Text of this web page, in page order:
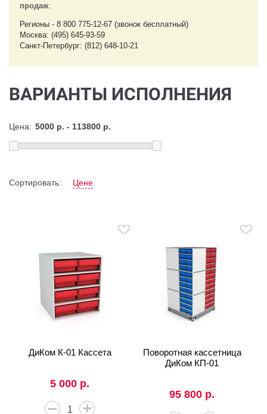
продаж:
Регионы - 8 800 775-12-67 (звонок бесплатный)
Москва: (495) 645-93-59
Санкт-Петербург: (812) 648-10-21
ВАРИАНТЫ ИСПОЛНЕНИЯ
Цена:
Сортировать: Цене
ДиКом К-01 Кассета
5 000 р.
Поворотная кассетница
ДиКом КП-01
95 800 р.